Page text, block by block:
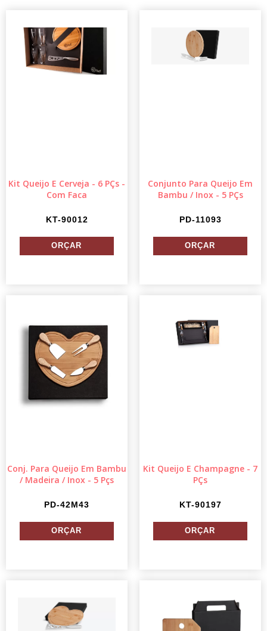
Kit Queijo E Cerveja - 6 PÇs -
Com Faca
KT-90012
Conjunto Para Queijo Em
Bambu / Inox - 5 PÇs
PD-11093
Conj. Para Queijo Em Bambu
/ Madeira / Inox - 5 Pçs
PD-42M43
Kit Queijo E Champagne - 7
PÇs
KT-90197